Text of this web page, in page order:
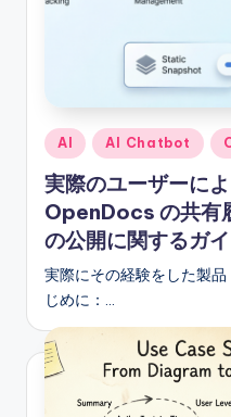
Posted
in
AI AI Chatbot
実際のユーザーに
OpenDocs の共有
の公開に関するガ
実際にその経験をした製
じめに：…